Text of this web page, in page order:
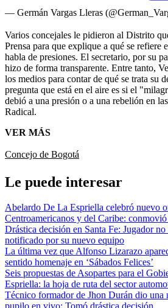
— Germán Vargas Lleras
Varios concejales le pidieron al Distrito
Prensa para que explique a qué se refiere
habla de presiones. El secretario, por su
hizo de forma transparente. Entre tanto,
los medios para contar de qué se trata su
pregunta que está en el aire es si el
debió a una presión o a una rebelión en
Radical.
VER MÁS
Concejo de Bogotá
Le puede interesar
Abelardo De La Espriella celebró nuevo
Centroamericanos y del Caribe:
Drástica decisión en Santa Fe: Jugador
notificado por su nuevo equipo
La última vez que Alfonso Lizarazo
sentido homenaje en ‘Sábados Felices’
Seis propuestas de Asopartes para el
Espriella: la hoja de ruta del sector
Técnico formador de Jhon Durán dio una